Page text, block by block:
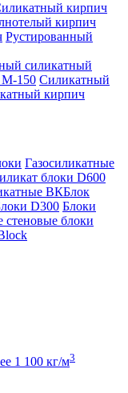
кирпич
кирпич
Рустированный
силикатный
М-150 Силикатный
кирпич
Газосиликатные
блоки D600
ВКБлок
D300 Блоки
стеновые блоки
1 100 кг/м3